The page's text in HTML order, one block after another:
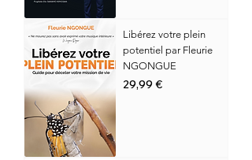
Libérez votre plein
potentiel par Fleurie
NGONGUE
Prix
29,99 €